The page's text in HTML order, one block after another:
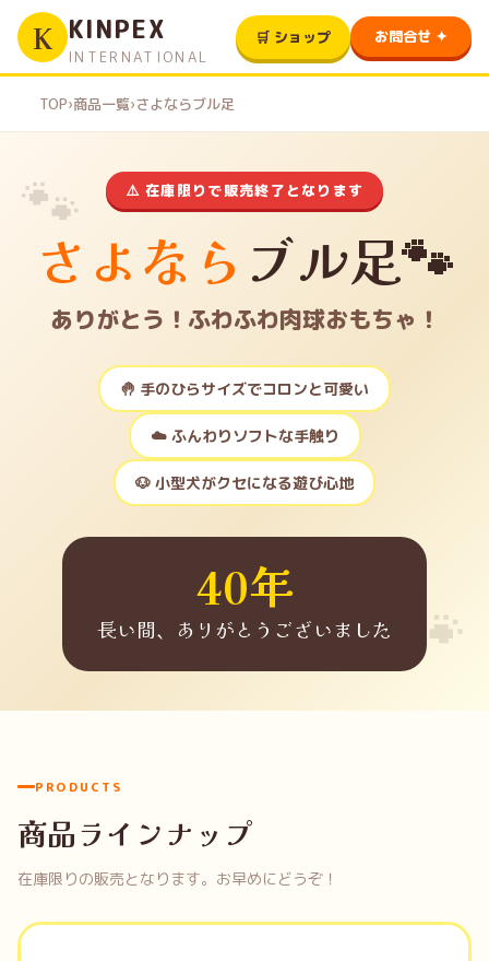
K KINPEX
INTERNATIONAL
🛒 ショップ お問合せ ✦
TOP›商品一覧›さよならブル足
⚠️ 在庫限りで販売終了となります
さよなら ブル足🐾
ありがとう！ふわふわ肉球おもちゃ！
🤚 手のひらサイズでコロンと可愛い
☁️ ふんわりソフトな手触り
🐶 小型犬がクセになる遊び心地
40年
長い間、ありがとうございました
PRODUCTS
商品ラインナップ
在庫限りの販売となります。お早めにどうぞ！